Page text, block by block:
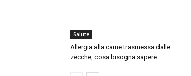
Salute
Allergia alla carne trasmessa dalle
zecche, cosa bisogna sapere